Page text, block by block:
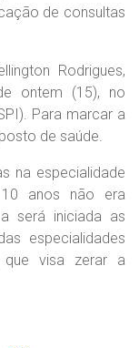
de consultas
Rodrigues,
ontem (15), no
Para marcar a
de saúde.
na especialidade
anos não era
será iniciada as
especialidades
visa zerar a